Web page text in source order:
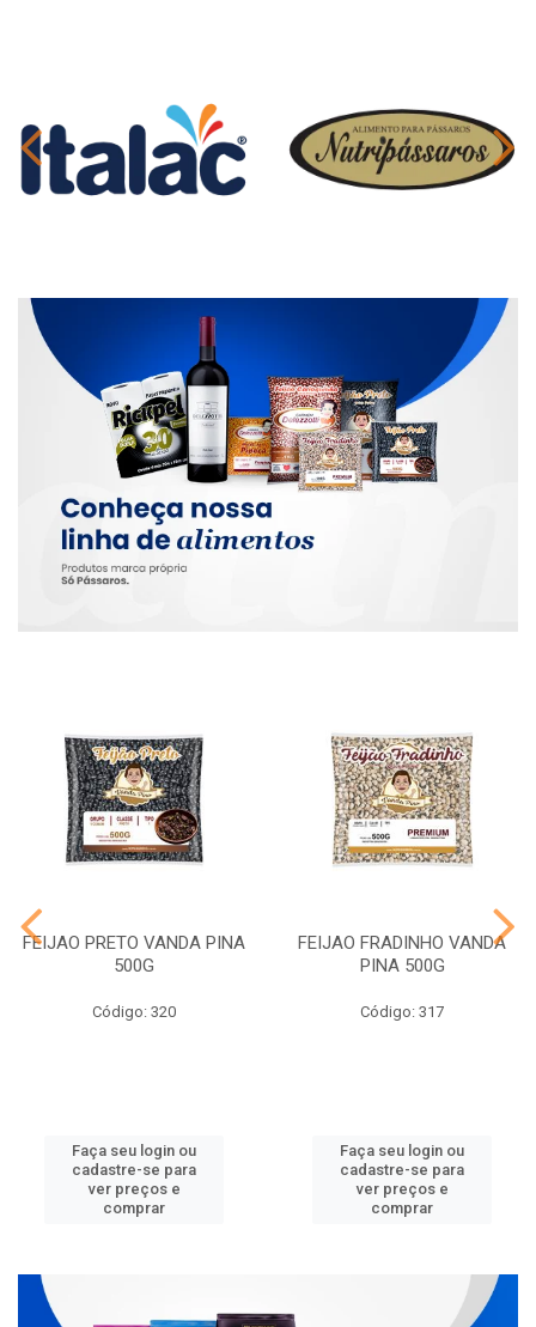
FEIJAO PRETO VANDA PINA
500G
Código: 320
Faça seu login ou
cadastre-se para
ver preços e
comprar
FEIJAO FRADINHO VANDA
PINA 500G
Código: 317
Faça seu login ou
cadastre-se para
ver preços e
comprar